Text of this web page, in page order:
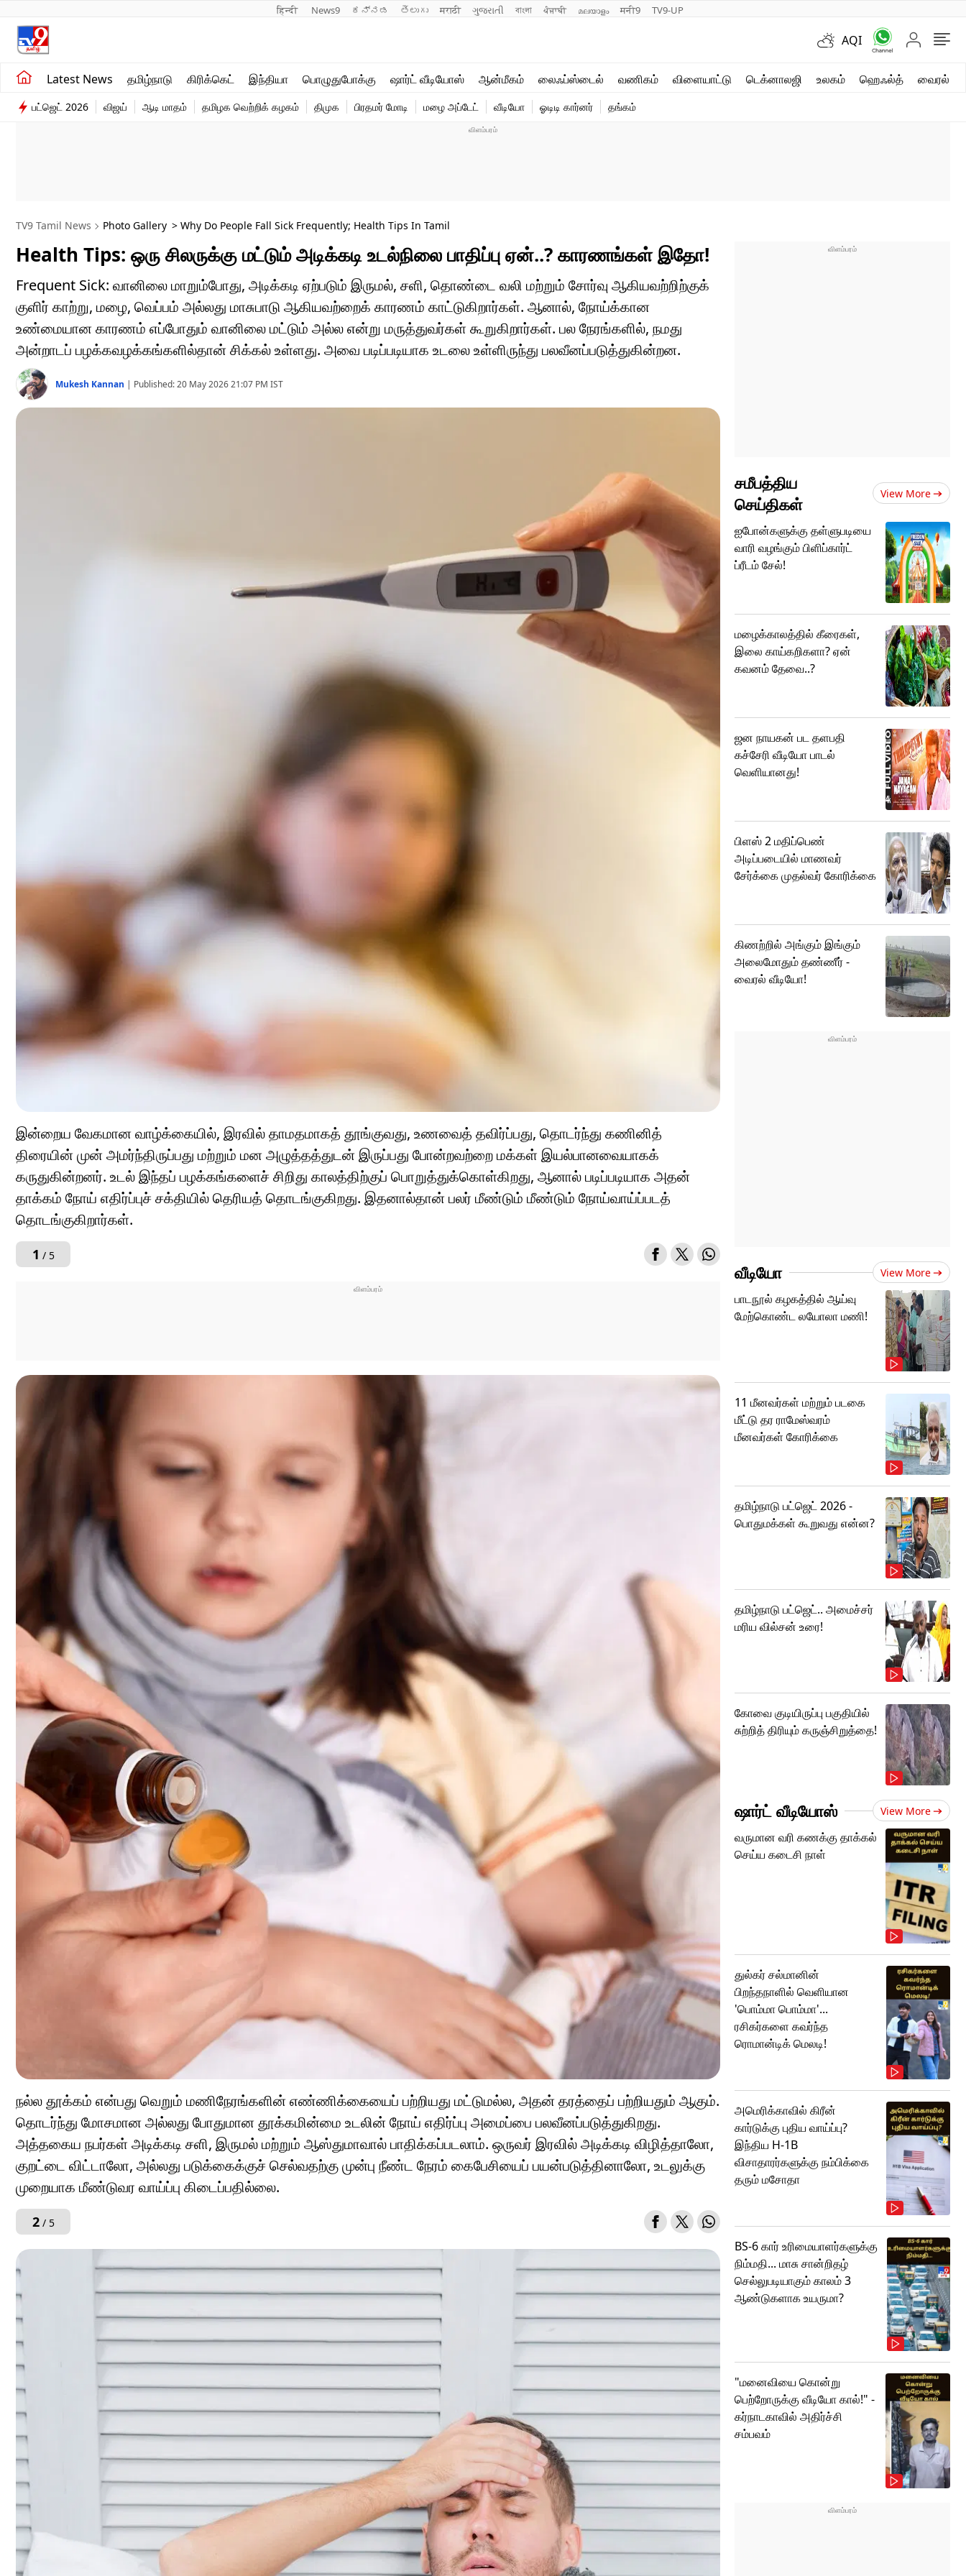
हिन्दी News9 ಕನ್ನಡ తెలుగు मराठी ગુજરાતી বাংলা ਪੰਜਾਬੀ മലയാളം मनी9 TV9-UP
AQI
Latest News தமிழ்நாடு கிரிக்கெட் இந்தியா பொழுதுபோக்கு ஷார்ட் வீடியோஸ் ஆன்மீகம் லைஃப்ஸ்டைல் வணிகம் விளையாட்டு டெக்னாலஜி உலகம் ஹெஃல்த் வைரல்
சமீபத்திய செய்திகள்
தமிழ்நாடு
விளையாட்டு
வணிகம்
வைரல்
பட்ஜெட் 2026 விஜய் ஆடி மாதம் தமிழக வெற்றிக் கழகம் திமுக பிரதமர் மோடி மழை அப்டேட் வீடியோ ஓடிடி கார்னர் தங்கம்
TV9 Tamil News Photo Gallery > Why Do People Fall Sick Frequently; Health Tips In Tamil
Health Tips: ஒரு சிலருக்கு மட்டும் அடிக்கடி உடல்நிலை பாதிப்பு ஏன்..? காரணங்கள் இதோ!
Frequent Sick: வானிலை மாறும்போது, ​​அடிக்கடி ஏற்படும் இருமல், சளி, தொண்டை வலி மற்றும் சோர்வு ஆகியவற்றிற்குக்
குளிர் காற்று, மழை, வெப்பம் அல்லது மாசுபாடு ஆகியவற்றைக் காரணம் காட்டுகிறார்கள். ஆனால், நோய்க்கான
உண்மையான காரணம் எப்போதும் வானிலை மட்டும் அல்ல என்று மருத்துவர்கள் கூறுகிறார்கள். பல நேரங்களில், நமது
அன்றாடப் பழக்கவழக்கங்களில்தான் சிக்கல் உள்ளது. அவை படிப்படியாக உடலை உள்ளிருந்து பலவீனப்படுத்துகின்றன.
Mukesh Kannan | Published:20 May 2026 21:07 PM IST
இன்றைய வேகமான வாழ்க்கையில், இரவில் தாமதமாகத் தூங்குவது, உணவைத் தவிர்ப்பது, தொடர்ந்து கணினித்
திரையின் முன் அமர்ந்திருப்பது மற்றும் மன அழுத்தத்துடன் இருப்பது போன்றவற்றை மக்கள் இயல்பானவையாகக்
கருதுகின்றனர். உடல் இந்தப் பழக்கங்களைச் சிறிது காலத்திற்குப் பொறுத்துக்கொள்கிறது, ஆனால் படிப்படியாக அதன்
தாக்கம் நோய் எதிர்ப்புச் சக்தியில் தெரியத் தொடங்குகிறது. இதனால்தான் பலர் மீண்டும் மீண்டும் நோய்வாய்ப்படத்
தொடங்குகிறார்கள்.
1 / 5
நல்ல தூக்கம் என்பது வெறும் மணிநேரங்களின் எண்ணிக்கையைப் பற்றியது மட்டுமல்ல, அதன் தரத்தைப் பற்றியதும் ஆகும்.
தொடர்ந்து மோசமான அல்லது போதுமான தூக்கமின்மை உடலின் நோய் எதிர்ப்பு அமைப்பை பலவீனப்படுத்துகிறது.
அத்தகைய நபர்கள் அடிக்கடி சளி, இருமல் மற்றும் ஆஸ்துமாவால் பாதிக்கப்படலாம். ஒருவர் இரவில் அடிக்கடி விழித்தாலோ,
குறட்டை விட்டாலோ, அல்லது படுக்கைக்குச் செல்வதற்கு முன்பு நீண்ட நேரம் கைபேசியைப் பயன்படுத்தினாலோ, உடலுக்கு
முறையாக மீண்டுவர வாய்ப்பு கிடைப்பதில்லை.
2/ 5
சமீபத்திய
செய்திகள்
View More
ஐபோன்களுக்கு தள்ளுபடியை
வாரி வழங்கும் பிளிப்கார்ட்
ப்ரீடம் சேல்!
மழைக்காலத்தில் கீரைகள்,
இலை காய்கறிகளா? ஏன்
கவனம் தேவை..?
ஜன நாயகன் பட தளபதி
கச்சேரி வீடியோ பாடல்
வெளியானது!
பிளஸ் 2 மதிப்பெண்
அடிப்படையில் மாணவர்
சேர்க்கை முதல்வர் கோரிக்கை
கிணற்றில் அங்கும் இங்கும்
அலைமோதும் தண்ணீர் -
வைரல் வீடியோ!
வீடியோ View More
பாடநூல் கழகத்தில் ஆய்வு
மேற்கொண்ட லயோலா மணி!
11 மீனவர்கள் மற்றும் படகை
மீட்டு தர ராமேஸ்வரம்
மீனவர்கள் கோரிக்கை
தமிழ்நாடு பட்ஜெட் 2026 -
பொதுமக்கள் கூறுவது என்ன?
தமிழ்நாடு பட்ஜெட்.. அமைச்சர்
மரிய வில்சன் உரை!
கோவை குடியிருப்பு பகுதியில்
சுற்றித் திரியும் கருஞ்சிறுத்தை!
ஷார்ட் வீடியோஸ் View More
வருமான வரி கணக்கு தாக்கல்
செய்ய கடைசி நாள்
துல்கர் சல்மானின்
பிறந்தநாளில் வெளியான
'பொம்மா பொம்மா'...
ரசிகர்களை கவர்ந்த
ரொமான்டிக் மெலடி!
அமெரிக்காவில் கிரீன்
கார்டுக்கு புதிய வாய்ப்பு?
இந்திய H-1B
விசாதாரர்களுக்கு நம்பிக்கை
தரும் மசோதா
BS-6 கார் உரிமையாளர்களுக்கு
நிம்மதி... மாசு சான்றிதழ்
செல்லுபடியாகும் காலம் 3
ஆண்டுகளாக உயருமா?
"மனைவியை கொன்று
பெற்றோருக்கு வீடியோ கால்!" -
கர்நாடகாவில் அதிர்ச்சி
சம்பவம்